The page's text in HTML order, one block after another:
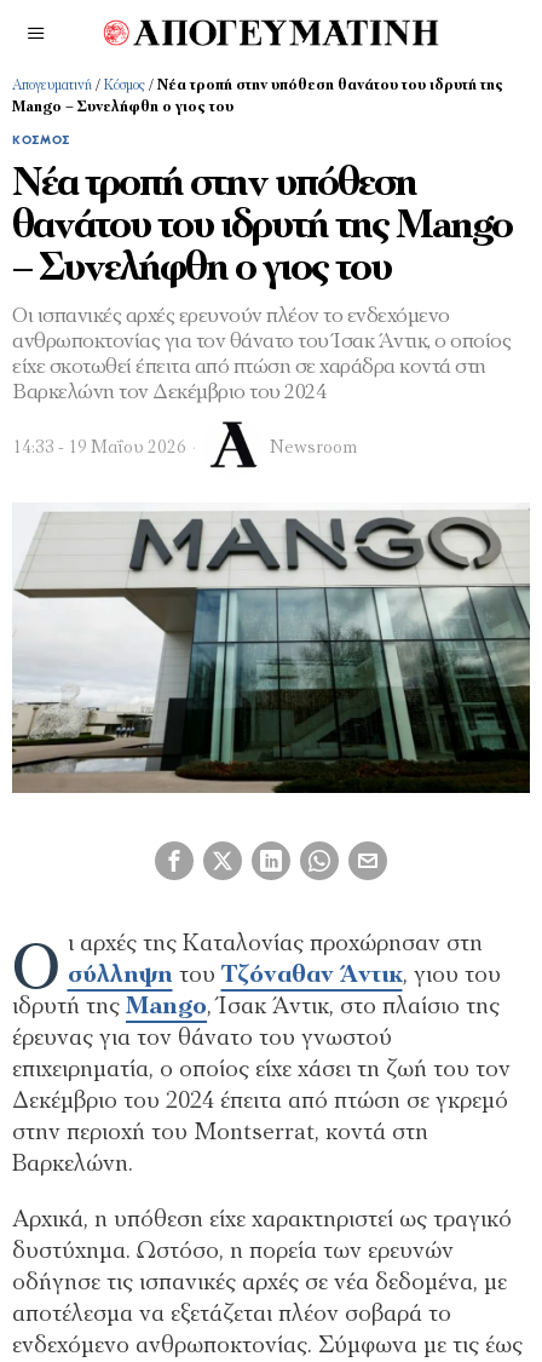
Απογευματινή / Κόσμος / Νέα τροπή στην υπόθεση θανάτου του ιδρυτή της
Mango – Συνελήφθη ο γιος του
ΚΌΣΜΟΣ
Νέα τροπή στην υπόθεση
θανάτου του ιδρυτή της Mango
– Συνελήφθη ο γιος του
Οι ισπανικές αρχές ερευνούν πλέον το ενδεχόμενο
ανθρωποκτονίας για τον θάνατο του Ίσακ Άντικ, ο οποίος
είχε σκοτωθεί έπειτα από πτώση σε χαράδρα κοντά στη
Βαρκελώνη τον Δεκέμβριο του 2024
14:33 - 19 Μαΐου 2026 Newsroom
Ο ι αρχές της Καταλονίας προχώρησαν στη
σύλληψη του Τζόναθαν Άντικ, γιου του
ιδρυτή της Mango, Ίσακ Άντικ, στο πλαίσιο της
έρευνας για τον θάνατο του γνωστού
επιχειρηματία, ο οποίος είχε χάσει τη ζωή του τον
Δεκέμβριο του 2024 έπειτα από πτώση σε γκρεμό
στην περιοχή του Montserrat, κοντά στη
Βαρκελώνη.
Αρχικά, η υπόθεση είχε χαρακτηριστεί ως τραγικό
δυστύχημα. Ωστόσο, η πορεία των ερευνών
οδήγησε τις ισπανικές αρχές σε νέα δεδομένα, με
αποτέλεσμα να εξετάζεται πλέον σοβαρά το
ενδεχόμενο ανθρωποκτονίας. Σύμφωνα με τις έως